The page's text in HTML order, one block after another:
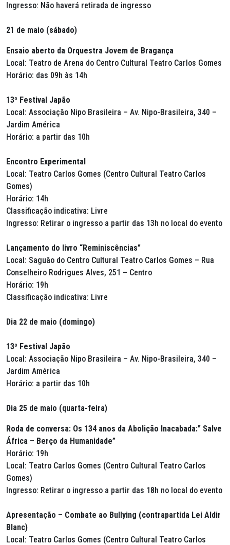
Ingresso: Não haverá retirada de ingresso
21 de maio (sábado)
Ensaio aberto da Orquestra Jovem de Bragança
Local: Teatro de Arena do Centro Cultural Teatro Carlos Gomes
Horário: das 09h às 14h
13º Festival Japão
Local: Associação Nipo Brasileira – Av. Nipo-Brasileira, 340 –
Jardim América
Horário: a partir das 10h
Encontro Experimental
Local: Teatro Carlos Gomes (Centro Cultural Teatro Carlos
Gomes)
Horário: 14h
Classificação indicativa: Livre
Ingresso: Retirar o ingresso a partir das 13h no local do evento
Lançamento do livro “Reminiscências”
Local: Saguão do Centro Cultural Teatro Carlos Gomes – Rua
Conselheiro Rodrigues Alves, 251 – Centro
Horário: 19h
Classificação indicativa: Livre
Dia 22 de maio (domingo)
13º Festival Japão
Local: Associação Nipo Brasileira – Av. Nipo-Brasileira, 340 –
Jardim América
Horário: a partir das 10h
Dia 25 de maio (quarta-feira)
Roda de conversa: Os 134 anos da Abolição Inacabada:” Salve
África – Berço da Humanidade”
Horário: 19h
Local: Teatro Carlos Gomes (Centro Cultural Teatro Carlos
Gomes)
Ingresso: Retirar o ingresso a partir das 18h no local do evento
Apresentação – Combate ao Bullying (contrapartida Lei Aldir
Blanc)
Local: Teatro Carlos Gomes (Centro Cultural Teatro Carlos